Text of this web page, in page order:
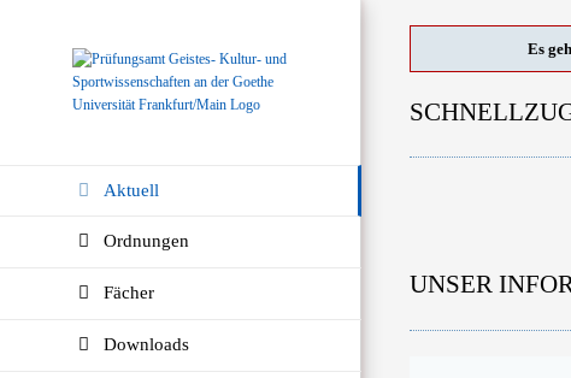
Aktuell
Ordnungen
Fächer
Downloads
Es
UNSER